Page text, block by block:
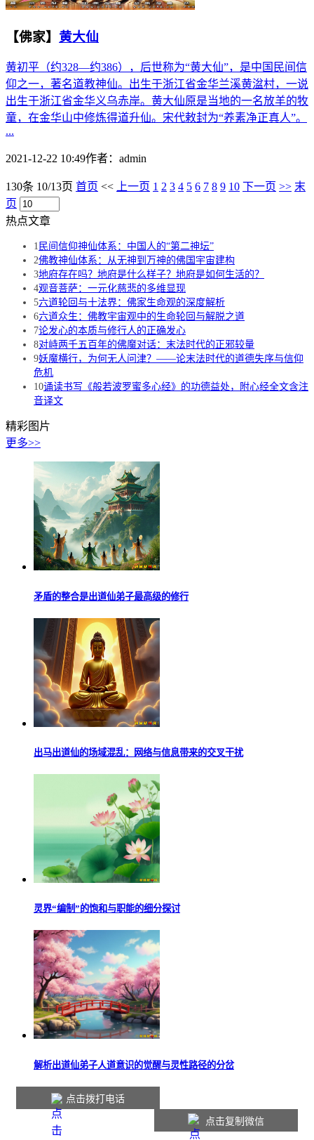
【佛家】 黄大仙
黄初平（约328—约386），后世称为“黄大仙”，是中国民间信
仰之一，著名道教神仙。出生于浙江省金华兰溪黄湓村，一说
出生于浙江省金华义乌赤岸。黄大仙原是当地的一名放羊的牧
童，在金华山中修炼得道升仙。宋代敕封为“养素净正真人”。
...
2021-12-22 10:49作者： admin
130条 10/13页 首页 << 上一页 1 2 3 4 5 6 7 8 9 10 下一页 >> 末
页
热点文章
1 民间信仰神仙体系：中国人的“第二神坛”
2佛教神仙体系：从无神到万神的佛国宇宙建构
3地府存在吗？地府是什么样子？地府是如何生活的？
4观音菩萨：一元化慈悲的多维显现
5六道轮回与十法界：佛家生命观的深度解析
6六道众生：佛教宇宙观中的生命轮回与解脱之道
7论发心的本质与修行人的正确发心
8对峙两千五百年的佛魔对话：末法时代的正邪较量
9妖魔横行，为何无人问津？——论末法时代的道德失序与信仰
危机
10诵读书写《般若波罗蜜多心经》的功德益处，附心经全文含注
音译文
精彩图片
更多>>
矛盾的整合是出道仙弟子最高级的修行
出马出道仙的场域混乱：网络与信息带来的交叉干扰
灵界“编制”的饱和与职能的细分探讨
解析出道仙弟子人道意识的觉醒与灵性路径的分岔
点击拨打电话
点击复制微信